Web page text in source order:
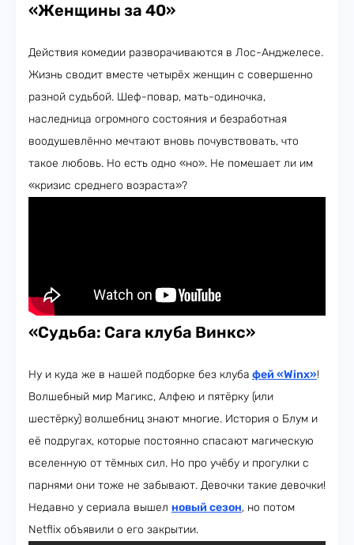
«Женщины за 40»
Действия комедии разворачиваются в Лос-Анджелесе.
Жизнь сводит вместе четырёх женщин с совершенно
разной судьбой. Шеф-повар, мать-одиночка,
наследница огромного состояния и безработная
воодушевлённо мечтают вновь почувствовать, что
такое любовь. Но есть одно «но». Не помешает ли им
«кризис среднего возраста»?
«Судьба: Сага клуба Винкс»
Ну и куда же в нашей подборке без клуба фей «Winx»!
Волшебный мир Магикс, Алфею и пятёрку (или
шестёрку) волшебниц знают многие. История о Блум и
её подругах, которые постоянно спасают магическую
вселенную от тёмных сил. Но про учёбу и прогулки с
парнями они тоже не забывают. Девочки такие девочки!
Недавно у сериала вышел новый сезон, но потом
Netflix объявили о его закрытии.